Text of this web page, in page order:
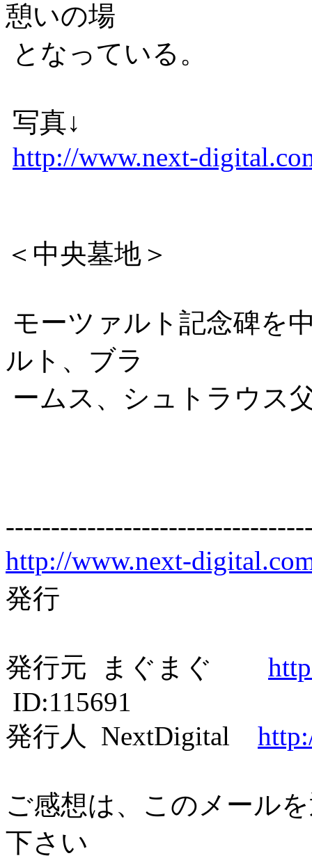
憩いの場
となっている。
写真↓
http://www.next-
＜中央墓地＞
モーツァルト記念碑を
ルト、ブラ
ームス、シュトラウス
http://www.next-
発行
発行元 まぐまぐ
ID:115691
発行人 NextDigital
ご感想は、このメール
下さい